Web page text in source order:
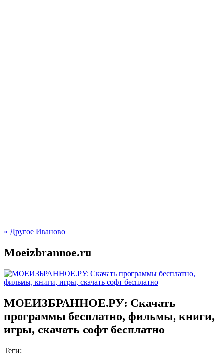
« Другое Иваново
Moeizbrannoe.ru
МОЕИЗБРАННОЕ.РУ: Скачать
программы бесплатно, фильмы, книги,
игры, скачать софт бесплатно
Теги: